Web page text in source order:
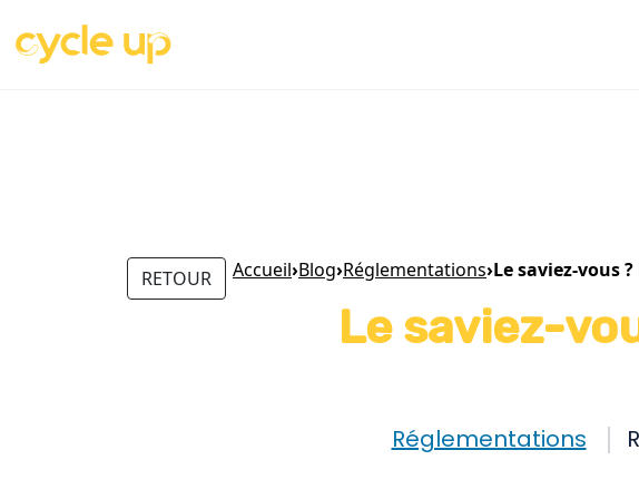
RETOUR
Le saviez-
Réglementations
Accueil›Blog›Réglementations›Le saviez-vous